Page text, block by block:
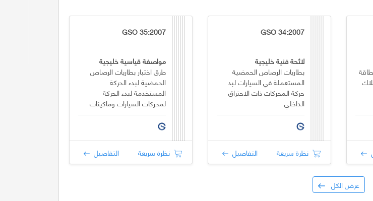
GSO 34:2007
لائحة فنية خليجية
بطاريات الرصاص الحمضية
المستعملة في السيارات لبد
حركة المحركات ذات الاحتراق
الداخلي
نظرة سريعة التفاصيل
GSO 35:2007
مواصفة قياسية خليجية
طرق اختبار بطاريات الرصاص
الحمضية لبدء الحركة
المستخدمة لبدء الحركة
لمحركات السيارات وماكينات
نظرة سريعة التفاصيل
عرض الكل